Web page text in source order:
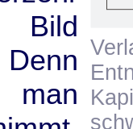
Bild